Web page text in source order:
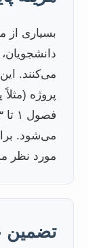
بسیاری از
می‌کنند.
پروژه
می‌شود.
مورد نظر